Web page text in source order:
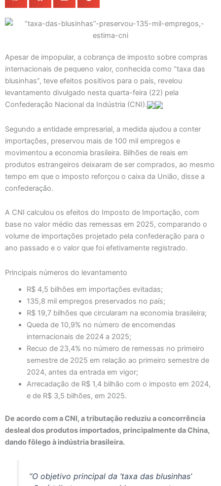
Apesar de impopular, a cobrança de imposto sobre compras
internacionais de pequeno valor, conhecida como “taxa das
blusinhas”, teve efeitos positivos para o país, revelou
levantamento divulgado nesta quarta-feira (22) pela
Confederação Nacional da Indústria (CNI).
Segundo a entidade empresarial, a medida ajudou a conter
importações, preservou mais de 100 mil empregos e
movimentou a economia brasileira. Bilhões de reais em
produtos estrangeiros deixaram de ser comprados, ao mesmo
tempo em que o imposto reforçou o caixa da União, disse a
confederação.
A CNI calculou os efeitos do Imposto de Importação, com
base no valor médio das remessas em 2025, comparando o
volume de importações projetado pela confederação para o
ano passado e o valor que foi efetivamente registrado.
Principais números do levantamento
R$ 4,5 bilhões em importações evitadas;
135,8 mil empregos preservados no país;
R$ 19,7 bilhões que circularam na economia brasileira;
Queda de 10,9% no número de encomendas
internacionais de 2024 a 2025;
Recuo de 23,4% no número de remessas no primeiro
semestre de 2025 em relação ao primeiro semestre de
2024, antes da entrada em vigor;
Arrecadação de R$ 1,4 bilhão com o imposto em 2024,
e de R$ 3,5 bilhões, em 2025.
De acordo com a CNI, a tributação reduziu a concorrência
desleal dos produtos importados, principalmente da China,
dando fôlego à indústria brasileira.
“O objetivo principal da ‘taxa das blusinhas’